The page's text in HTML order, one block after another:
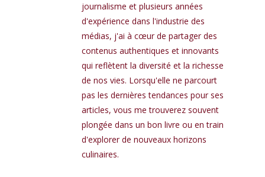
journalisme et plusieurs années
d'expérience dans l'industrie des
médias, j'ai à cœur de partager des
contenus authentiques et innovants
qui reflètent la diversité et la richesse
de nos vies. Lorsqu'elle ne parcourt
pas les dernières tendances pour ses
articles, vous me trouverez souvent
plongée dans un bon livre ou en train
d'explorer de nouveaux horizons
culinaires.